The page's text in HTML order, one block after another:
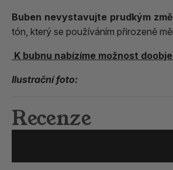
Buben nevystavujte prudkým
tón, který se používáním přirozeně
K bubnu nabízíme možnost
Ilustrační foto:
Recenze